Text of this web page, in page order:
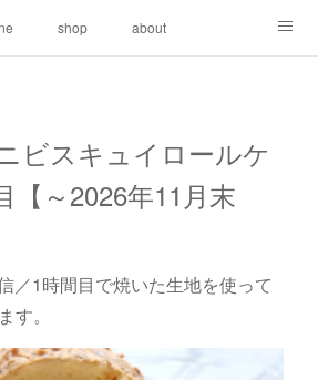
shop about
ビスキュイロールケ
【～2026年11月末
／1時間目で焼いた生地を使って
す。